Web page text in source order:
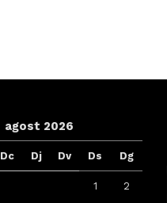
agost 2026
Dc Dj Dv Ds Dg
1 2